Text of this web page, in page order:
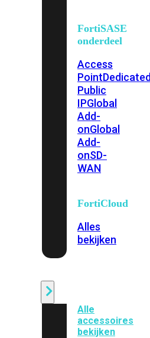
FortiSASE
onderdeel
Access
PointDedicated
Public
IPGlobal
Add-
onGlobal
Add-
onSD-
WAN
FortiCloud
Alles
bekijken
Alle
accessoires
bekijken